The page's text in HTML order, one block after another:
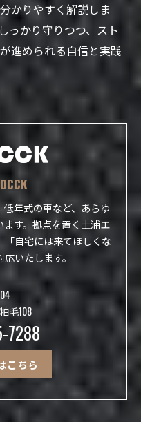
かりやすく解説しま
っかり守りつつ、スト
進められる自信と実践
年式の車など、あらゆ
す。拠点を置く土浦エ
「自宅には来てほしくな
いたします。
毛108
7288
こちら